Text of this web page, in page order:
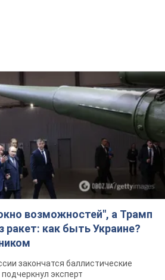
возможностей", а Трамп
ракет: как быть Украине?
закончатся баллистические
эксперт